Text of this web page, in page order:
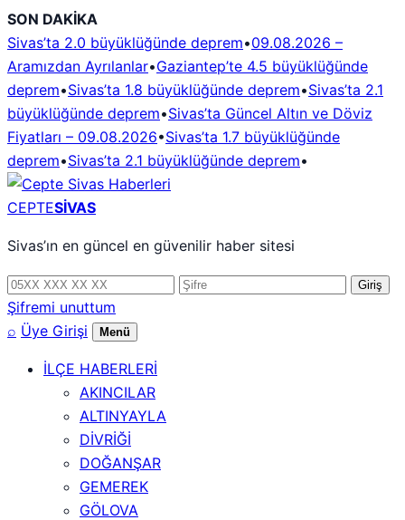
İçeriğe
geç
SON DAKİKA
Sivas’ta 2.0 büyüklüğünde deprem•09.08.2026 –
Aramızdan Ayrılanlar•Gaziantep’te 4.5 büyüklüğünde
deprem•Sivas’ta 1.8 büyüklüğünde deprem•Sivas’ta 2.1
büyüklüğünde deprem•Sivas’ta Güncel Altın ve Döviz
Fiyatları – 09.08.2026•Sivas’ta 1.7 büyüklüğünde
deprem•Sivas’ta 2.1 büyüklüğünde deprem•
CEPTESİVAS
Sivas’ın en güncel en güvenilir haber sitesi
Telefon
numarası
Şifre Giriş
Şifremi unuttum
⌕ Üye Girişi Menü
İLÇE HABERLERİ
AKINCILAR
ALTINYAYLA
DİVRİĞİ
DOĞANŞAR
GEMEREK
GÖLOVA